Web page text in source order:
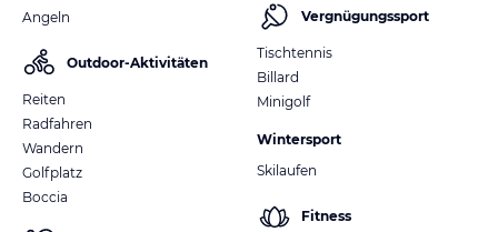
Angeln
Outdoor-Aktivitäten
Reiten
Radfahren
Wandern
Golfplatz
Boccia
Vergnügungssport
Tischtennis
Billard
Minigolf
Wintersport
Skilaufen
Fitness